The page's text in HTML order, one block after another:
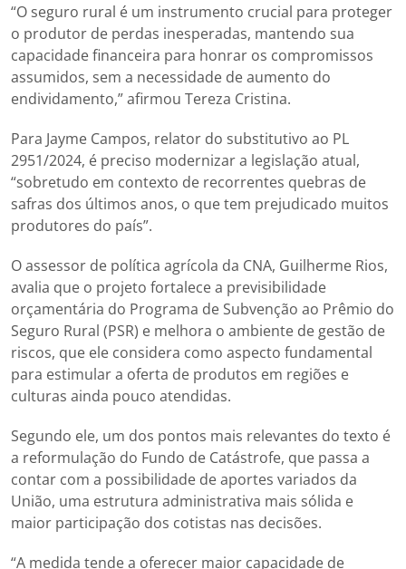
“O seguro rural é um instrumento crucial para proteger
o produtor de perdas inesperadas, mantendo sua
capacidade financeira para honrar os compromissos
assumidos, sem a necessidade de aumento do
endividamento,” afirmou Tereza Cristina.
Para Jayme Campos, relator do substitutivo ao PL
2951/2024, é preciso modernizar a legislação atual,
“sobretudo em contexto de recorrentes quebras de
safras dos últimos anos, o que tem prejudicado muitos
produtores do país”.
O assessor de política agrícola da CNA, Guilherme Rios,
avalia que o projeto fortalece a previsibilidade
orçamentária do Programa de Subvenção ao Prêmio do
Seguro Rural (PSR) e melhora o ambiente de gestão de
riscos, que ele considera como aspecto fundamental
para estimular a oferta de produtos em regiões e
culturas ainda pouco atendidas.
Segundo ele, um dos pontos mais relevantes do texto é
a reformulação do Fundo de Catástrofe, que passa a
contar com a possibilidade de aportes variados da
União, uma estrutura administrativa mais sólida e
maior participação dos cotistas nas decisões.
“A medida tende a oferecer maior capacidade de